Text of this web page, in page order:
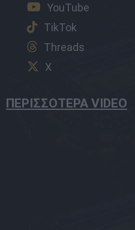
YouTube
TikTok
Threads
X
ΠΕΡΙΣΣΟΤΕΡΑ VIDEO